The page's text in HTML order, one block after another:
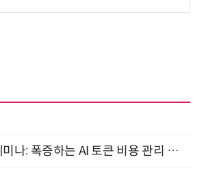
"AI 핀옵스 실전 세미나: 폭증하는 AI 토큰 비용 관리 전략" 8월 21일 개최